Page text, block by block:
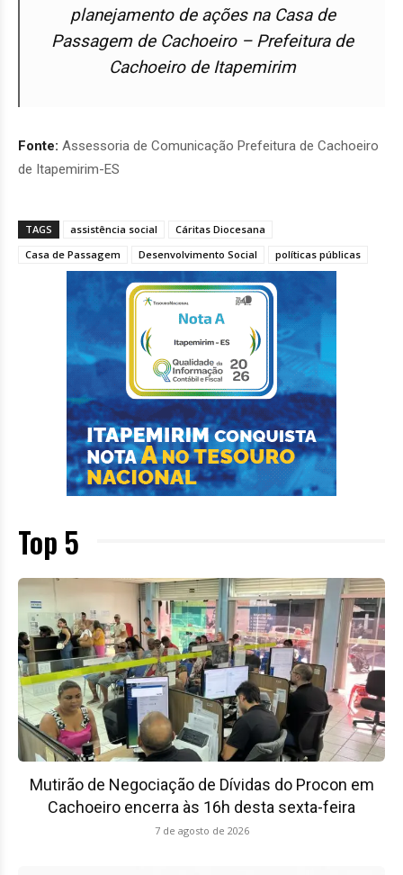
planejamento de ações na Casa de
Passagem de Cachoeiro – Prefeitura de
Cachoeiro de Itapemirim
Fonte: Assessoria de Comunicação Prefeitura de Cachoeiro
de Itapemirim-ES
TAGS assistência social
Cáritas Diocesana
Casa de Passagem
Desenvolvimento Social políticas públicas
Top 5
Mutirão de Negociação de Dívidas do Procon em
Cachoeiro encerra às 16h desta sexta-feira
7 de agosto de 2026